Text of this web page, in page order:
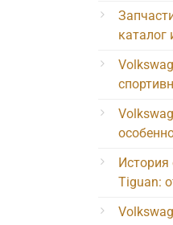
каталог
История
Tiguan: